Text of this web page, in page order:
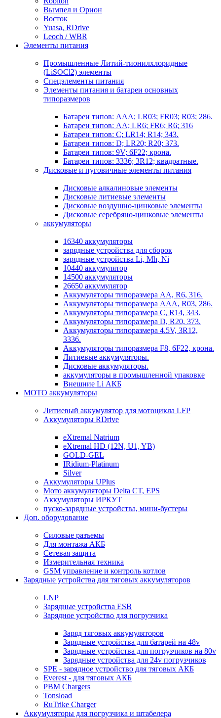
Вымпел и Орион
Восток
Yuasa, RDrive
Leoch / WBR
Элементы питания
Промышленные Литий-тионилхлоридные
(LiSOCl2) элементы
Спецэлементы питания
Элементы питания и батареи основных
типоразмеров
Батареи типов: AAA; LR03; FR03; R03; 286.
Батареи типов: AA; LR6; FR6; R6; 316
Батареи типов: C; LR14; R14; 343.
Батареи типов: D; LR20; R20; 373.
Батареи типов: 9V; 6F22; крона.
Батареи типов: 3336; 3R12; квадратные.
Дисковые и пуговичные элементы питания
Дисковые алкалиновые элементы
Дисковые литиевые элементы
Дисковые воздушно-цинковые элементы
Дисковые серебряно-цинковые элементы
аккумуляторы
16340 аккумуляторы
зарядные устройства для сборок
зарядные устройства Li, Mh, Ni
10440 аккумулятор
14500 аккумуляторы
26650 аккумулятор
Аккумуляторы типоразмера АА, R6, 316.
Аккумуляторы типоразмера ААА, R03, 286.
Аккумуляторы типоразмера С, R14, 343.
Аккумуляторы типоразмера D, R20, 373.
Аккумуляторы типоразмера 4.5V, 3R12,
3336.
Аккумуляторы типоразмера F8, 6F22, крона.
Литиевые аккумуляторы.
Дисковые аккумуляторы.
аккумуляторы в промышленной упаковке
Внешние Li АКБ
МОТО аккумуляторы
Литиевый аккумулятор для мотоцикла LFP
Аккумуляторы RDrive
eXtremal Natrium
eXtremal HD (12N, U1, YB)
GOLD-GEL
IRidium-Platinum
Silver
Аккумуляторы UPlus
Мото аккумуляторы Delta CT, EPS
Аккумуляторы ИРКУТ
пуско-зарядные устройства, мини-бустеры
Доп. оборудование
Силовые разъемы
Для монтажа АКБ
Сетевая защита
Измерительная техника
GSM управление и контроль котлов
Зарядные устройства для тяговых аккумуляторов
LNP
Зарядные устройства ESB
Зарядное устройство для погрузчика
Заряд тяговых аккумуляторов
Зарядные устройства для батарей на 48v
Зарядные устройства для погрузчиков на 80v
Зарядные устройства для 24v погрузчиков
SPE - зарядное устройство для тяговых АКБ
Everest - для тяговых АКБ
PBM Chargers
Tonsload
RuTrike Charger
Аккумуляторы для погрузчика и штабелера